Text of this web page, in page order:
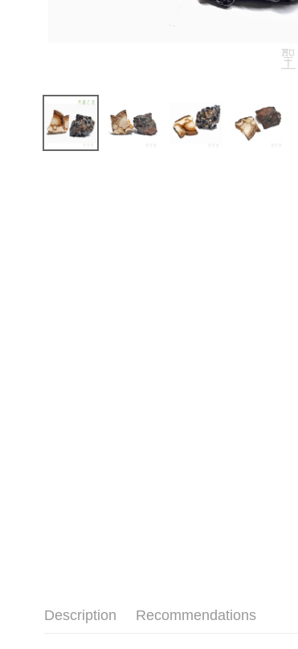
Description Recommendations